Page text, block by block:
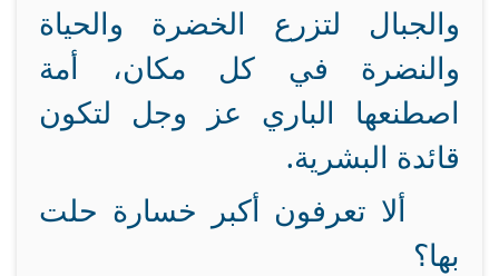
والجبال لتزرع الخضرة والحياة
والنضرة في كل مكان، أمة
اصطنعها الباري عز وجل لتكون
قائدة البشرية.
ألا تعرفون أكبر خسارة حلت
بها؟